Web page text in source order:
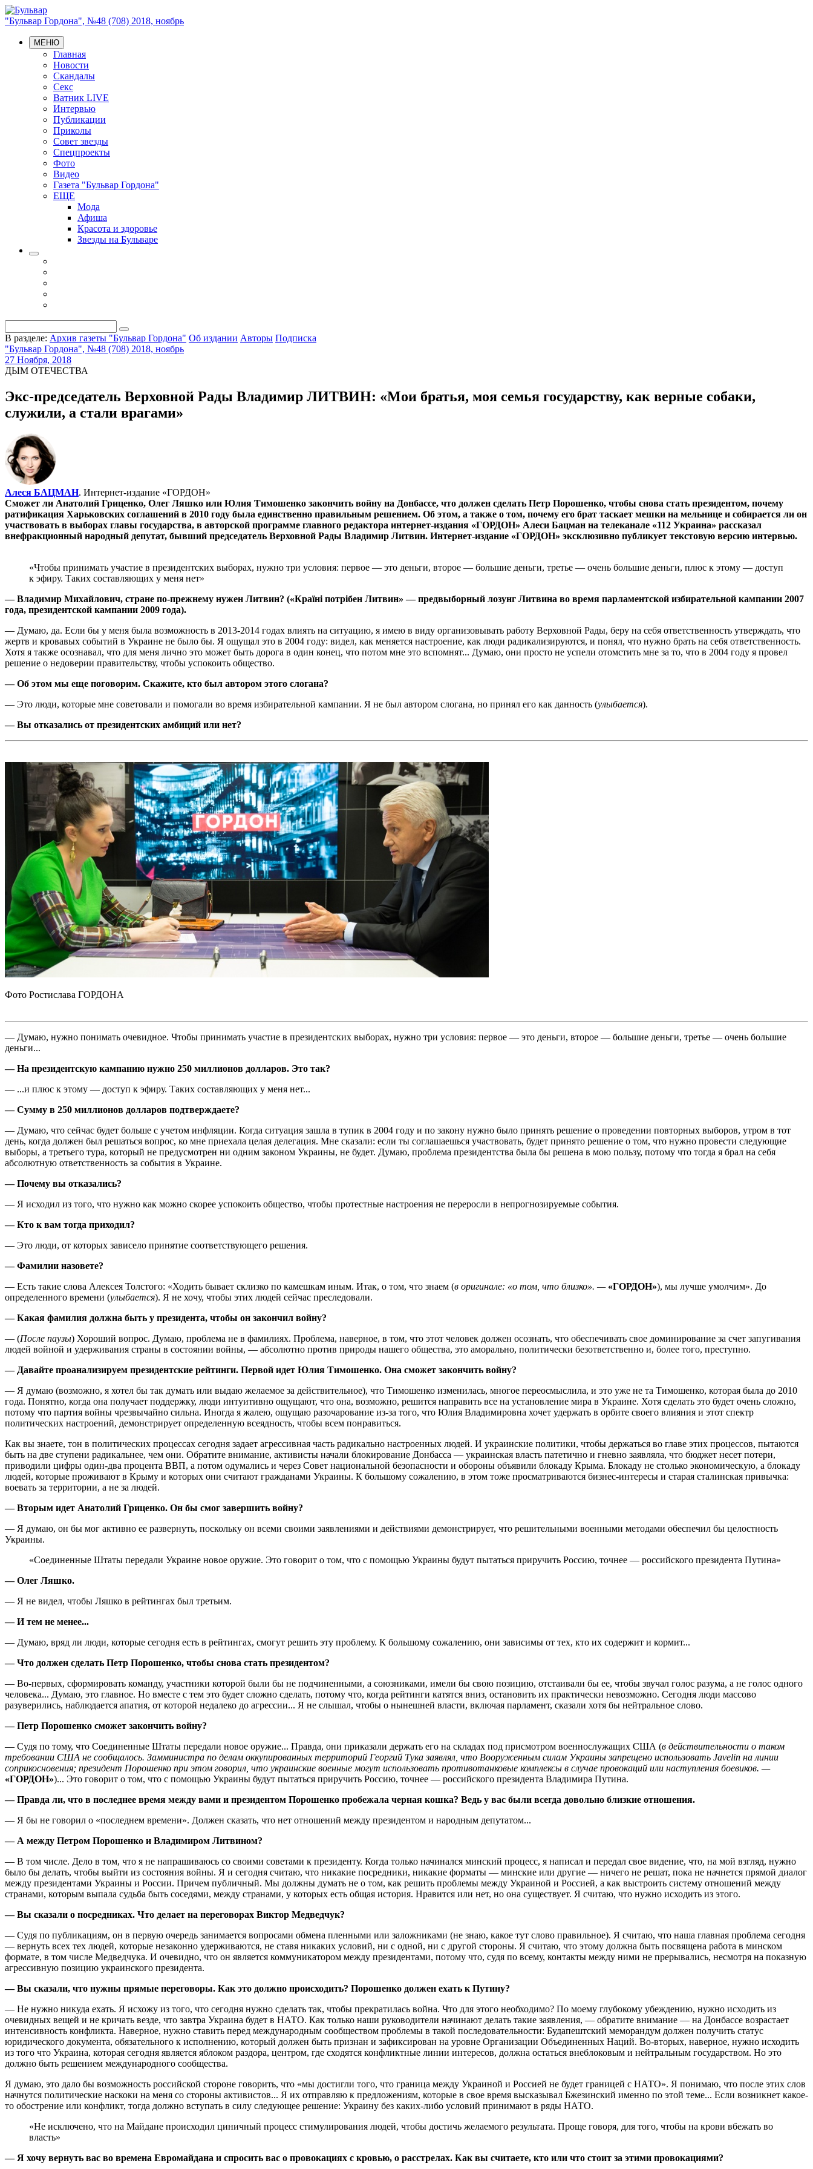
"Бульвар Гордона", №48 (708) 2018, ноябрь
МЕНЮ
Главная
Новости
Скандалы
Секс
Ватник LIVE
Интервью
Публикации
Приколы
Совет звезды
Спецпроекты
Фото
Видео
Газета "Бульвар Гордона"
ЕЩЕ
Мода
Афиша
Красота и здоровье
Звезды на Бульваре
В разделе: Архив газеты "Бульвар Гордона" Об издании Авторы Подписка
"Бульвар Гордона", №48 (708) 2018, ноябрь
27 Ноября, 2018
ДЫМ ОТЕЧЕСТВА
Экс-председатель Верховной Рады Владимир ЛИТВИН: «Мои братья, моя семья государству, как верные собаки,
служили, а стали врагами»
Алеся БАЦМАН. Интернет-издание «ГОРДОН»
Сможет ли Анатолий Гриценко, Олег Ляшко или Юлия Тимошенко закончить войну на Донбассе, что должен сделать Петр Порошенко, чтобы снова стать президентом, почему
ратификация Харьковских соглашений в 2010 году была единственно правильным решением. Об этом, а также о том, почему его брат таскает мешки на мельнице и собирается ли он
участвовать в выборах главы государства, в авторской программе главного редактора интернет-издания «ГОРДОН» Алеси Бацман на телеканале «112 Украина» рассказал
внефракционный народный депутат, бывший председатель Верховной Рады Владимир Литвин. Интернет-издание «ГОРДОН» эксклюзивно публикует текстовую версию интервью.
«Чтобы принимать участие в президентских выборах, нужно три условия: первое — это деньги, второе — большие деньги, третье — очень большие деньги, плюс к этому — доступ
к эфиру. Таких составляющих у меня нет»
— Владимир Михайлович, стране по-прежнему нужен Литвин? («Країні потрібен Литвин» — предвыборный лозунг Литвина во время парламентской избирательной кампании 2007
года, президентской кампании 2009 года).
— Думаю, да. Если бы у меня была возможность в 2013-2014 годах влиять на ситуацию, я имею в виду организовывать работу Верховной Рады, беру на себя ответственность утверждать, что
жертв и кровавых событий в Украине не было бы. Я ощущал это в 2004 году: видел, как меняется настроение, как люди радикализируются, и понял, что нужно брать на себя ответственность.
Хотя я также осознавал, что для меня лично это может быть дорога в один конец, что потом мне это вспомнят... Думаю, они просто не успели отомстить мне за то, что в 2004 году я провел
решение о недоверии правительству, чтобы успокоить общество.
— Об этом мы еще поговорим. Скажите, кто был автором этого слогана?
— Это люди, которые мне советовали и помогали во время избирательной кампании. Я не был автором слогана, но принял его как данность (улыбается).
— Вы отказались от президентских амбиций или нет?
Фото Ростислава ГОРДОНА
— Думаю, нужно понимать очевидное. Чтобы принимать участие в президентских выборах, нужно три условия: первое — это деньги, второе — большие деньги, третье — очень большие
деньги...
— На президентскую кампанию нужно 250 миллионов долларов. Это так?
— ...и плюс к этому — доступ к эфиру. Таких составляющих у меня нет...
— Сумму в 250 миллионов долларов подтверждаете?
— Думаю, что сейчас будет больше с учетом инфляции. Когда ситуация зашла в тупик в 2004 году и по закону нужно было принять решение о проведении повторных выборов, утром в тот
день, когда должен был решаться вопрос, ко мне приехала целая делегация. Мне сказали: если ты соглашаешься участвовать, будет принято решение о том, что нужно провести следующие
выборы, а третьего тура, который не предусмотрен ни одним законом Украины, не будет. Думаю, проблема президентства была бы решена в мою пользу, потому что тогда я брал на себя
абсолютную ответственность за события в Украине.
— Почему вы отказались?
— Я исходил из того, что нужно как можно скорее успокоить общество, чтобы протестные настроения не переросли в непрогнозируемые события.
— Кто к вам тогда приходил?
— Это люди, от которых зависело принятие соответствующего решения.
— Фамилии назовете?
— Есть такие слова Алексея Толстого: «Ходить бывает склизко по камешкам иным. Итак, о том, что знаем (в оригинале: «о том, что близко». — «ГОРДОН»), мы лучше умолчим». До
определенного времени (улыбается). Я не хочу, чтобы этих людей сейчас преследовали.
— Какая фамилия должна быть у президента, чтобы он закончил войну?
— (После паузы) Хороший вопрос. Думаю, проблема не в фамилиях. Проблема, наверное, в том, что этот человек должен осознать, что обеспечивать свое доминирование за счет запугивания
людей войной и удерживания страны в состоянии войны, — абсолютно против природы нашего общества, это аморально, политически безответственно и, более того, преступно.
— Давайте проанализируем президентские рейтинги. Первой идет Юлия Тимошенко. Она сможет закончить войну?
— Я думаю (возможно, я хотел бы так думать или выдаю желаемое за действительное), что Тимошенко изменилась, многое переосмыслила, и это уже не та Тимошенко, которая была до 2010
года. Понятно, когда она получает поддержку, люди интуитивно ощущают, что она, возможно, решится направить все на установление мира в Украине. Хотя сделать это будет очень сложно,
потому что партия войны чрезвычайно сильна. Иногда я жалею, ощущаю разочарование из-за того, что Юлия Владимировна хочет удержать в орбите своего влияния и этот спектр
политических настроений, демонстрирует определенную всеядность, чтобы всем понравиться.
Как вы знаете, тон в политических процессах сегодня задает агрессивная часть радикально настроенных людей. И украинские политики, чтобы держаться во главе этих процессов, пытаются
быть на две ступени радикальнее, чем они. Обратите внимание, активисты начали блокирование Донбасса — украинская власть патетично и гневно заявляла, что бюджет несет потери,
приводили цифры один-два процента ВВП, а потом одумались и через Совет национальной безопасности и обороны объявили блокаду Крыма. Блокаду не столько экономическую, а блокаду
людей, которые проживают в Крыму и которых они считают гражданами Украины. К большому сожалению, в этом тоже просматриваются бизнес-интересы и старая сталинская привычка:
воевать за территории, а не за людей.
— Вторым идет Анатолий Гриценко. Он бы смог завершить войну?
— Я думаю, он бы мог активно ее развернуть, поскольку он всеми своими заявлениями и действиями демонстрирует, что решительными военными методами обеспечил бы целостность
Украины.
«Соединенные Штаты передали Украине новое оружие. Это говорит о том, что с помощью Украины будут пытаться приручить Россию, точнее — российского президента Путина»
— Олег Ляшко.
— Я не видел, чтобы Ляшко в рейтингах был третьим.
— И тем не менее...
— Думаю, вряд ли люди, которые сегодня есть в рейтингах, смогут решить эту проблему. К большому сожалению, они зависимы от тех, кто их содержит и кормит...
— Что должен сделать Петр Порошенко, чтобы снова стать президентом?
— Во-первых, сформировать команду, участники которой были бы не подчиненными, а союзниками, имели бы свою позицию, отстаивали бы ее, чтобы звучал голос разума, а не голос одного
человека... Думаю, это главное. Но вместе с тем это будет сложно сделать, потому что, когда рейтинги катятся вниз, остановить их практически невозможно. Сегодня люди массово
разуверились, наблюдается апатия, от которой недалеко до агрессии... Я не слышал, чтобы о нынешней власти, включая парламент, сказали хотя бы нейтральное слово.
— Петр Порошенко сможет закончить войну?
— Судя по тому, что Соединенные Штаты передали новое оружие... Правда, они приказали держать его на складах под присмотром военнослужащих США (в действительности о таком
требовании США не сообщалось. Замминистра по делам оккупированных территорий Георгий Тука заявлял, что Вооруженным силам Украины запрещено использовать Javelin на линии
соприкосновения; президент Порошенко при этом говорил, что украинские военные могут использовать противотанковые комплексы в случае провокаций или наступления боевиков. —
«ГОРДОН»)... Это говорит о том, что с помощью Украины будут пытаться приручить Россию, точнее — российского президента Владимира Путина.
— Правда ли, что в последнее время между вами и президентом Порошенко пробежала черная кошка? Ведь у вас были всегда довольно близкие отношения.
— Я бы не говорил о «последнем времени». Должен сказать, что нет отношений между президентом и народным депутатом...
— А между Петром Порошенко и Владимиром Литвином?
— В том числе. Дело в том, что я не напрашиваюсь со своими советами к президенту. Когда только начинался минский процесс, я написал и передал свое видение, что, на мой взгляд, нужно
было бы делать, чтобы выйти из состояния войны. Я и сегодня считаю, что никакие посредники, никакие форматы — минские или другие — ничего не решат, пока не начнется прямой диалог
между президентами Украины и России. Причем публичный. Мы должны думать не о том, как решить проблемы между Украиной и Россией, а как выстроить систему отношений между
странами, которым выпала судьба быть соседями, между странами, у которых есть общая история. Нравится или нет, но она существует. Я считаю, что нужно исходить из этого.
— Вы сказали о посредниках. Что делает на переговорах Виктор Медведчук?
— Судя по публикациям, он в первую очередь занимается вопросами обмена пленными или заложниками (не знаю, какое тут слово правильное). Я считаю, что наша главная проблема сегодня
— вернуть всех тех людей, которые незаконно удерживаются, не ставя никаких условий, ни с одной, ни с другой стороны. Я считаю, что этому должна быть посвящена работа в минском
формате, в том числе Медведчука. И очевидно, что он является коммуникатором между президентами, потому что, судя по всему, контакты между ними не прерывались, несмотря на показную
агрессивную позицию украинского президента.
— Вы сказали, что нужны прямые переговоры. Как это должно происходить? Порошенко должен ехать к Путину?
— Не нужно никуда ехать. Я исхожу из того, что сегодня нужно сделать так, чтобы прекратилась война. Что для этого необходимо? По моему глубокому убеждению, нужно исходить из
очевидных вещей и не кричать везде, что завтра Украина будет в НАТО. Как только наши руководители начинают делать такие заявления, — обратите внимание — на Донбассе возрастает
интенсивность конфликта. Наверное, нужно ставить перед международным сообществом проблемы в такой последовательности: Будапештский меморандум должен получить статус
юридического документа, обязательного к исполнению, который должен быть признан и зафиксирован на уровне Организации Объединенных Наций. Во-вторых, наверное, нужно исходить
из того что Украина, которая сегодня является яблоком раздора, центром, где сходятся конфликтные линии интересов, должна остаться внеблоковым и нейтральным государством. Но это
должно быть решением международного сообщества.
Я думаю, это дало бы возможность российской стороне говорить, что «мы достигли того, что граница между Украиной и Россией не будет границей с НАТО». Я понимаю, что после этих слов
начнутся политические наскоки на меня со стороны активистов... Я их отправляю к предложениям, которые в свое время высказывал Бжезинский именно по этой теме... Если возникнет какое-
то обострение или конфликт, тогда должно вступать в силу следующее решение: Украину без каких-либо условий принимают в ряды НАТО.
«Не исключено, что на Майдане происходил циничный процесс стимулирования людей, чтобы достичь желаемого результата. Проще говоря, для того, чтобы на крови вбежать во
власть»
— Я хочу вернуть вас во времена Евромайдана и спросить вас о провокациях с кровью, о расстрелах. Как вы считаете, кто или что стоит за этими провокациями?